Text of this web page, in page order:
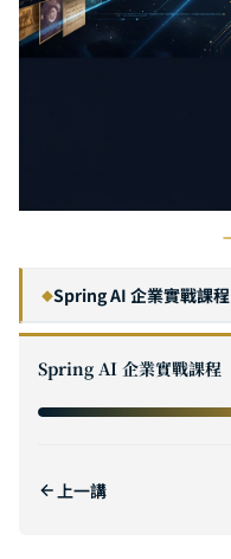
◆Spring AI 企業實戰課程
3
Spring AI 企業實戰課程
上一講